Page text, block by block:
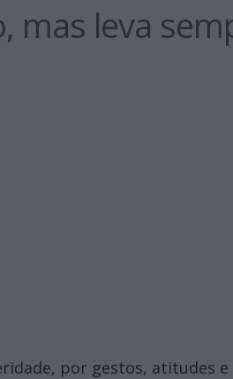
mas leva
por gestos, atitudes